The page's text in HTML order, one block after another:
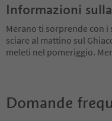
Informazioni
Merano ti sorprende con
sciare al mattino sul
meleti nel pomeriggio.
Domande